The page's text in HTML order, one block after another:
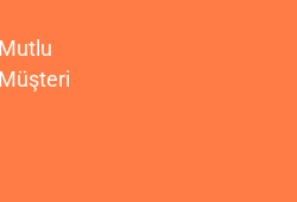
Mutlu
Müşteri